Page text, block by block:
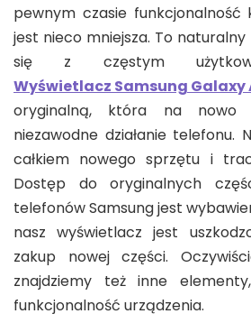
pewnym czasie funkcjonalność
jest nieco mniejsza. To
się z częstym
Wyświetlacz Samsung Galaxy
oryginalną, która na nowo
niezawodne działanie telefonu.
całkiem nowego sprzętu i
Dostęp do oryginalnych
telefonów Samsung jest
nasz wyświetlacz jest
zakup nowej części.
znajdziemy też inne
funkcjonalność urządzenia.